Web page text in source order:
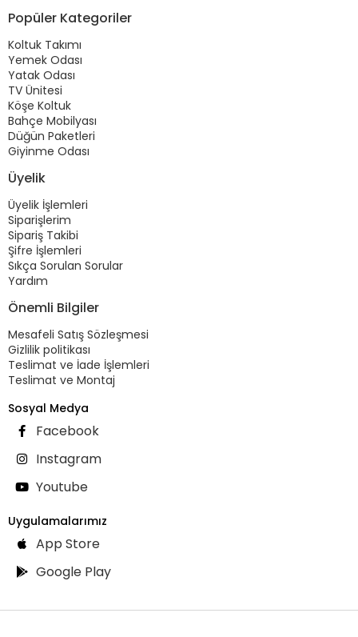
Popüler Kategoriler
Koltuk Takımı
Yemek Odası
Yatak Odası
TV Ünitesi
Köşe Koltuk
Bahçe Mobilyası
Düğün Paketleri
Giyinme Odası
Üyelik
Üyelik İşlemleri
Siparişlerim
Sipariş Takibi
Şifre İşlemleri
Sıkça Sorulan Sorular
Yardım
Önemli Bilgiler
Mesafeli Satış Sözleşmesi
Gizlilik politikası
Teslimat ve İade İşlemleri
Teslimat ve Montaj
Sosyal Medya
Facebook
Instagram
Youtube
Uygulamalarımız
App Store
Google Play